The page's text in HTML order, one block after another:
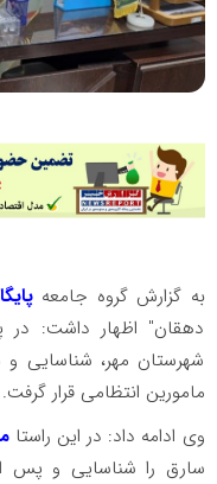
به گزارش گروه جامعه
دهقان" اظهار داشت:
شهرستان مهر، شناسایی
مامورین انتظامی قرار گرفت.
وی ادامه داد: در این راستا
سارق را شناسایی و پس